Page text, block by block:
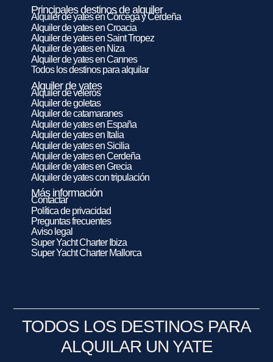
Principales destinos de alquiler
Alquiler de yates en Córcega y Cerdeña
Alquiler de yates en Croacia
Alquiler de yates en Saint Tropez
Alquiler de yates en Niza
Alquiler de yates en Cannes
Todos los destinos para alquilar
Alquiler de yates
Alquiler de veleros
Alquiler de goletas
Alquiler de catamaranes
Alquiler de yates en España
Alquiler de yates en Italia
Alquiler de yates en Sicilia
Alquiler de yates en Cerdeña
Alquiler de yates en Grecia
Alquiler de yates con tripulación
Más información
Contactar
Política de privacidad
Preguntas frecuentes
Aviso legal
Super Yacht Charter Ibiza
Super Yacht Charter Mallorca
TODOS LOS DESTINOS PARA
ALQUILAR UN YATE